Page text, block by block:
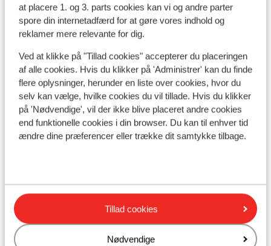
at placere 1. og 3. parts cookies kan vi og andre parter
spore din internetadfærd for at gøre vores indhold og
reklamer mere relevante for dig.
Ved at klikke på "Tillad cookies" accepterer du placeringen
af alle cookies. Hvis du klikker på 'Administrer' kan du finde
flere oplysninger, herunder en liste over cookies, hvor du
selv kan vælge, hvilke cookies du vil tillade. Hvis du klikker
på 'Nødvendige', vil der ikke blive placeret andre cookies
end funktionelle cookies i din browser. Du kan til enhver tid
ændre dine præferencer eller trække dit samtykke tilbage.
Tillad cookies
Nødvendige
Se på kort
I området
Afstand til lufthavn ca. 68 kilometer
Afstand til pengeautomat (på indkvarteringen)
Afstand til nærmeste butikker ca. 100 meter
Afstand til nærmeste kiosk ca. 50 meter